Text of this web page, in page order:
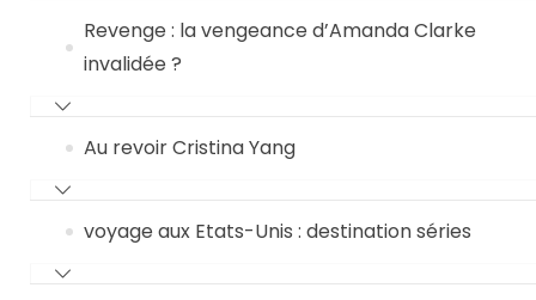
Revenge : la vengeance d’Amanda Clarke
invalidée ?
Au revoir Cristina Yang
voyage aux Etats-Unis : destination séries